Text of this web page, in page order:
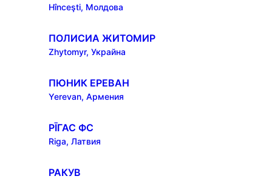
Hînceşti, Молдова
ПОЛИСИА ЖИТОМИР
Zhytomyr, Украйна
ПЮНИК ЕРЕВАН
Yerevan, Армения
РĪГАС ФС
Riga, Латвия
РАКУВ